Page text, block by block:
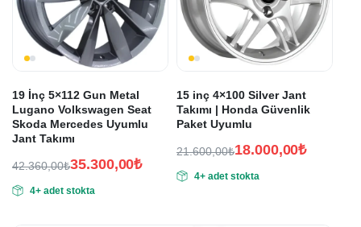
19 İnç 5×112 Gun Metal
Lugano Volkswagen Seat
Skoda Mercedes Uyumlu
Jant Takımı
42.360,00₺
fiyat:
35.300,00₺
andaki
4+ adet stokta
15 inç 4×100 Silver Jant
Takımı | Honda Güvenlik
Paket Uyumlu
21.600,00₺
fiyat:
18.000,00₺
andaki
4+ adet stokta